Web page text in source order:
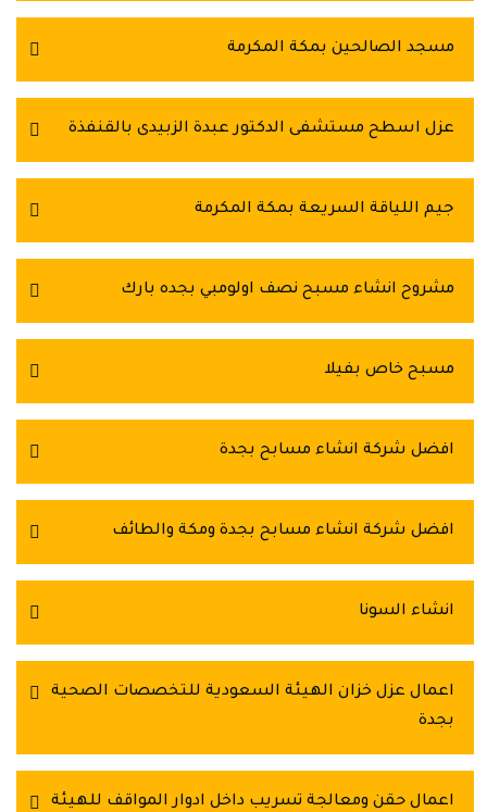
مسجد الصالحين بمكة المكرمة
عزل اسطح مستشفى الدكتور عبدة الزبيدى بالقنفذة
جيم اللياقة السريعة بمكة المكرمة
مشروح انشاء مسبح نصف اولومبي بجده بارك
مسبح خاص بفيلا
افضل شركة انشاء مسابح بجدة
افضل شركة انشاء مسابح بجدة ومكة والطائف
انشاء السونا
اعمال عزل خزان الهيئة السعودية للتخصصات الصحية
بجدة
اعمال حقن ومعالجة تسريب داخل ادوار المواقف للهيئة